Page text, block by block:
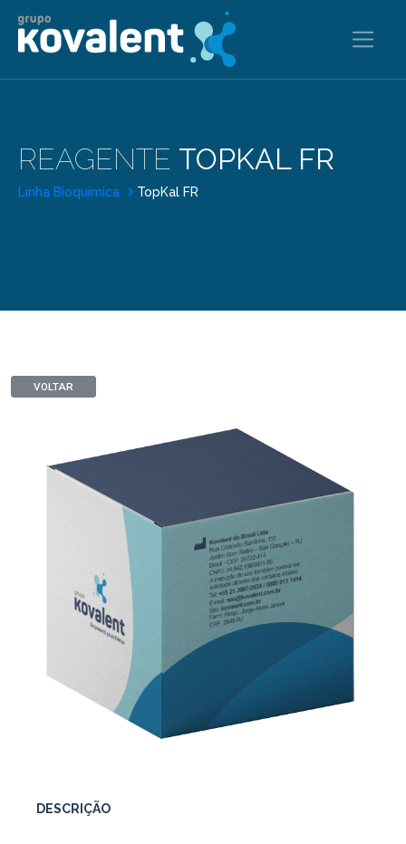
REAGENTE TOPKAL FR
Linha Bioquímica TopKal FR
VOLTAR
DESCRIÇÃO